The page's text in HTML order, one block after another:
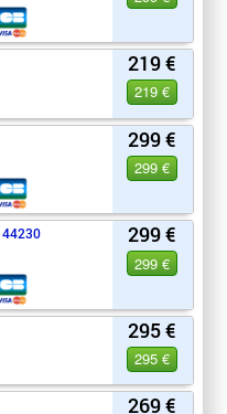
219 €
219 €
299 €
299 €
299 €
299 €
44230
295 €
295 €
269 €